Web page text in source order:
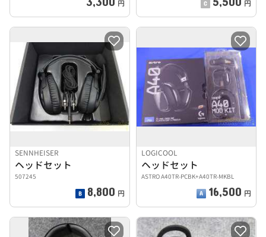
円 円
SENNHEISER
ヘッドセット
507245
8,800 円
LOGICOOL
ヘッドセット
ASTRO A40TR-PCBK+A40TR-MKBL
16,500 円